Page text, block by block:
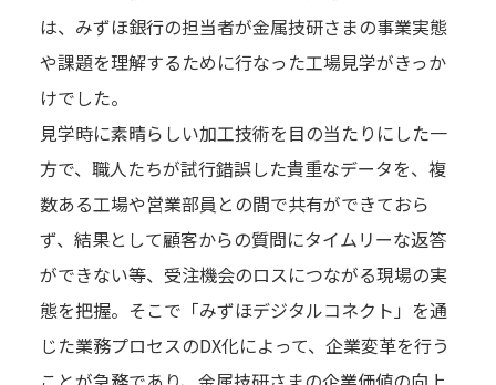
は、みずほ銀行の担当者が金属技研さまの事業実態
や課題を理解するために行なった工場見学がきっか
けでした。
見学時に素晴らしい加工技術を目の当たりにした一
方で、職人たちが試行錯誤した貴重なデータを、複
数ある工場や営業部員との間で共有ができておら
ず、結果として顧客からの質問にタイムリーな返答
ができない等、受注機会のロスにつながる現場の実
態を把握。そこで「みずほデジタルコネクト」を通
じた業務プロセスのDX化によって、企業変革を行う